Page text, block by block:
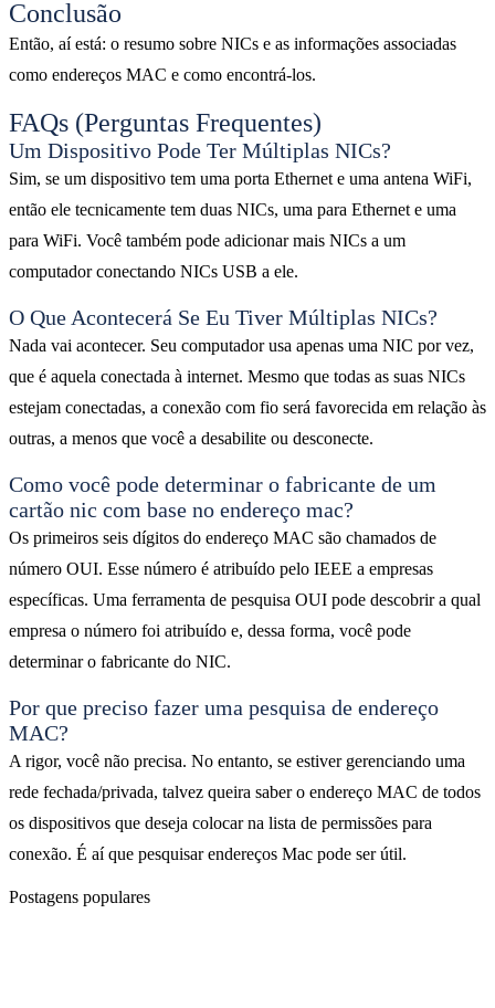
Conclusão
Então, aí está: o resumo sobre NICs e as informações associadas
como endereços MAC e como encontrá-los.
FAQs (Perguntas Frequentes)
Um Dispositivo Pode Ter Múltiplas NICs?
Sim, se um dispositivo tem uma porta Ethernet e uma antena WiFi,
então ele tecnicamente tem duas NICs, uma para Ethernet e uma
para WiFi. Você também pode adicionar mais NICs a um
computador conectando NICs USB a ele.
O Que Acontecerá Se Eu Tiver Múltiplas NICs?
Nada vai acontecer. Seu computador usa apenas uma NIC por vez,
que é aquela conectada à internet. Mesmo que todas as suas NICs
estejam conectadas, a conexão com fio será favorecida em relação às
outras, a menos que você a desabilite ou desconecte.
Como você pode determinar o fabricante de um
cartão nic com base no endereço mac?
Os primeiros seis dígitos do endereço MAC são chamados de
número OUI. Esse número é atribuído pelo IEEE a empresas
específicas. Uma ferramenta de pesquisa OUI pode descobrir a qual
empresa o número foi atribuído e, dessa forma, você pode
determinar o fabricante do NIC.
Por que preciso fazer uma pesquisa de endereço
MAC?
A rigor, você não precisa. No entanto, se estiver gerenciando uma
rede fechada/privada, talvez queira saber o endereço MAC de todos
os dispositivos que deseja colocar na lista de permissões para
conexão. É aí que pesquisar endereços Mac pode ser útil.
Postagens populares